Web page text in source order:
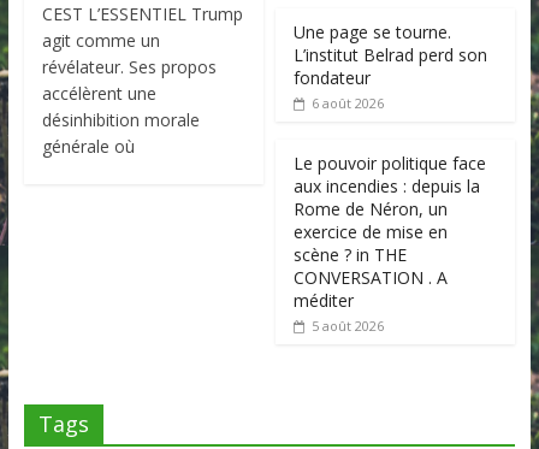
CEST L’ESSENTIEL Trump
agit comme un
révélateur. Ses propos
accélèrent une
désinhibition morale
générale où
Une page se tourne.
L’institut Belrad perd son
fondateur
6 août 2026
Le pouvoir politique face
aux incendies : depuis la
Rome de Néron, un
exercice de mise en
scène ? in THE
CONVERSATION . A
méditer
5 août 2026
Tags